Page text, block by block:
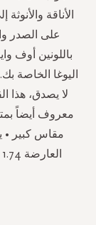
الأناقة
على الصدر
باللونين أوف
اليوغا الخاصة
لا يصدق، هذا
معروف أيضاً
مقاس كبير •